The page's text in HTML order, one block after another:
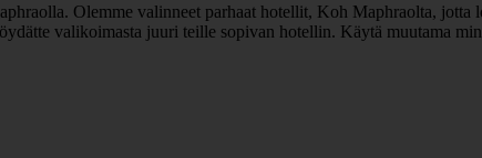
Olemme valinneet parhaat hotellit, Koh Maphraolta, jotta
valikoimasta juuri teille sopivan hotellin. Käytä muutama